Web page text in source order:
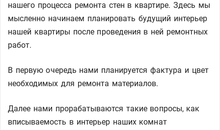
нашего процесса ремонта стен в квартире. Здесь мы
мысленно начинаем планировать будущий интерьер
нашей квартиры после проведения в ней ремонтных
работ.
В первую очередь нами планируется фактура и цвет
необходимых для ремонта материалов.
Далее нами прорабатываются такие вопросы, как
вписываемость в интерьер наших комнат